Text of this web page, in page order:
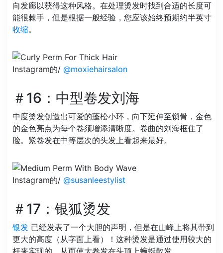
向发廊以获得这种风格。在处理烫发时找到合适的长度可
能很棘手，但是根据一般经验，您应该始终预期约半英寸
收缩。
Instagram的/ @moxiehairsalon
＃16：中型卷发刘海
中度烫发创造出可爱的蓬松小环，向下延伸至锁骨，金色
的金色亮点为每个卷须增添清晰度。卷曲的刘海框住了
脸。紧卷发在中等层次的头发上看起来最好。
Instagram的/ @susanleestylist
＃17：银狐烫发
银发 已经发表了一个大胆的声明，但是在山峰上将其带到
更大的高度（从字面上看）！这种烫发是通过使用较大的
杆来实现的，从而使大卷发在头顶上蜿蜒散发。